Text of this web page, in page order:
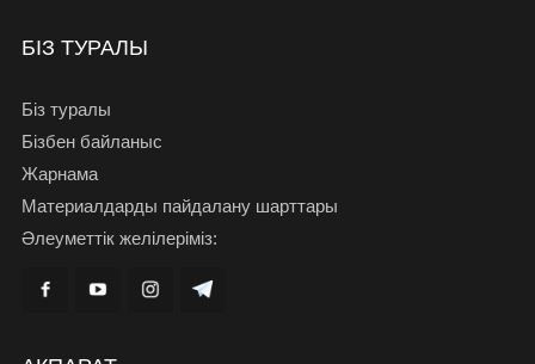
БІЗ ТУРАЛЫ
Біз туралы
Бізбен байланыс
Жарнама
Материалдарды пайдалану шарттары
Әлеуметтік желілеріміз: